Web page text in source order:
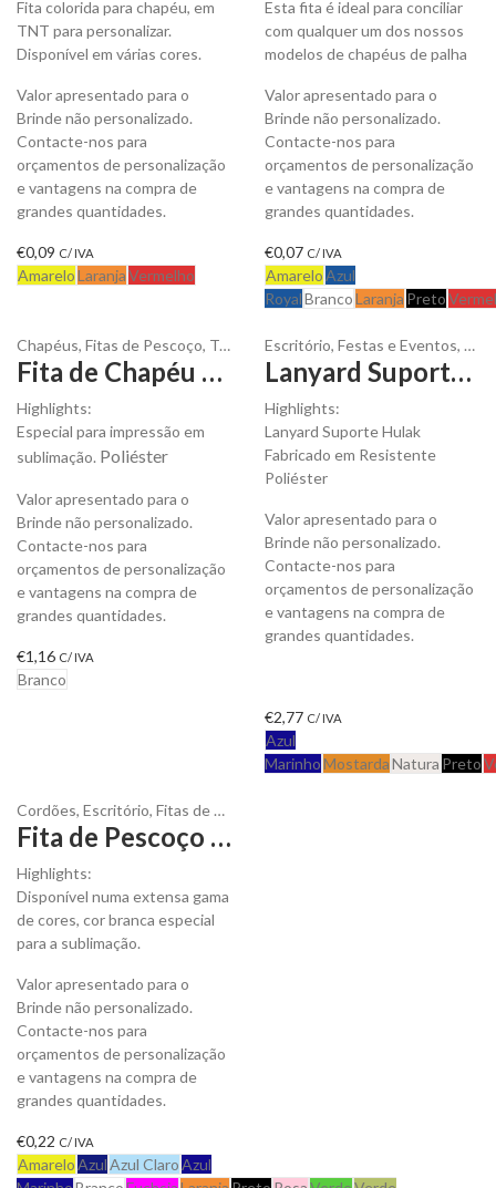
Fita colorida para chapéu, em
TNT para personalizar.
Disponível em várias cores.
Valor apresentado para o
Brinde não personalizado.
Contacte-nos para
orçamentos de personalização
e vantagens na compra de
grandes quantidades.
€0,09 C/ IVA
AmareloLaranjaVermelho
Esta fita é ideal para conciliar
com qualquer um dos nossos
modelos de chapéus de palha
Valor apresentado para o
Brinde não personalizado.
Contacte-nos para
orçamentos de personalização
e vantagens na compra de
grandes quantidades.
€0,07 C/ IVA
AmareloAzul
RoyalBrancoLaranja Preto
Chapéus, Fitas de Pescoço, Têxteis
Fita de Chapéu Hico em Poliéster para Sublimação para Personalizar
Highlights:
Especial para impressão em
sublimação. Poliéster
Valor apresentado para o
Brinde não personalizado.
Contacte-nos para
orçamentos de personalização
e vantagens na compra de
grandes quantidades.
€1,16 C/ IVA
Branco
Escritório, Festas e Eventos,
Lanyard Suporte Hulak para ser Personalizada
Highlights:
Lanyard Suporte Hulak
Fabricado em Resistente
Poliéster
Valor apresentado para o
Brinde não personalizado.
Contacte-nos para
orçamentos de personalização
e vantagens na compra de
grandes quantidades.
€2,77 C/ IVA
Azul
MarinhoMostardaNatura Preto
Cordões, Escritório, Fitas de Pescoço
Fita de Pescoço Neck em Resistente Poliéster para Personalizar
Highlights:
Disponível numa extensa gama
de cores, cor branca especial
para a sublimação.
Valor apresentado para o
Brinde não personalizado.
Contacte-nos para
orçamentos de personalização
e vantagens na compra de
grandes quantidades.
€0,22 C/ IVA
AmareloAzulAzul ClaroAzul